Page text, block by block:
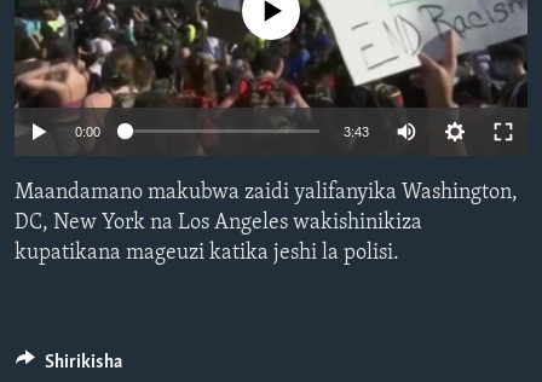
No media source currently available
0:00 3:43
Maandamano makubwa zaidi yalifanyika Washington,
DC, New York na Los Angeles wakishinikiza
kupatikana mageuzi katika jeshi la polisi.
Shirikisha